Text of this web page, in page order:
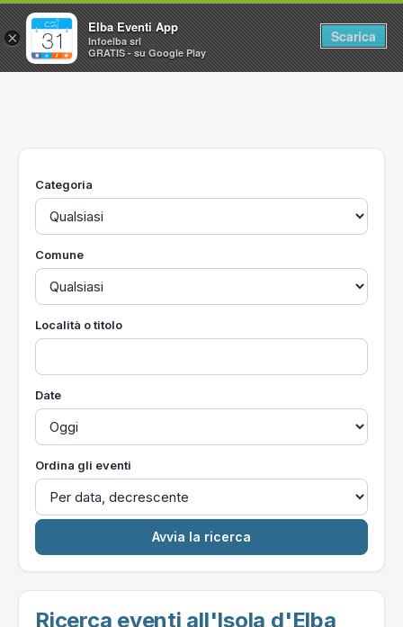
Home
Utilità
Categoria
Comune
Località o titolo
Date
Ordina gli eventi
Ricerca eventi all'Isola d'Elba
×
Elba Eventi App
Infoelba srl
GRATIS - su Google Play
Scarica